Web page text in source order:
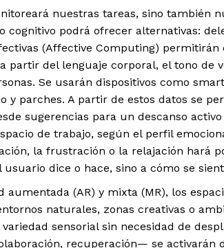
nuestras tareas, sino también
cognitivo podrá ofrecer alternativas:
(Affective Computing) permitirán
partir del lenguaje corporal, el tono de
Se usarán dispositivos como
y parches. A partir de estos datos se
sugerencias para un descanso
de trabajo, según el perfil
la frustración o la relajación hará
dice o hace, sino a cómo se
(AR) y mixta (MR), los
naturales, zonas creativas o
sensorial sin necesidad de
recuperación— se activarán